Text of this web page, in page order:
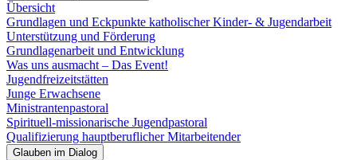
Übersicht
Grundlagen und Eckpunkte katholischer Kinder- & Jugendarbeit
Unterstützung und Förderung
Grundlagenarbeit und Entwicklung
Was uns ausmacht – Das Event!
Jugendfreizeitstätten
Junge Erwachsene
Ministrantenpastoral
Spirituell-missionarische Jugendpastoral
Qualifizierung hauptberuflicher Mitarbeitender
Glauben im Dialog